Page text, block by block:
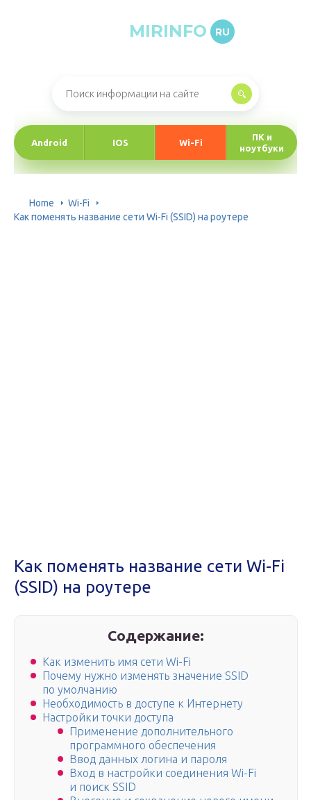
MIRINFO RU
Android IOS Wi-Fi
ПК и
ноутбуки
Home
Wi-Fi
Как поменять название сети Wi-Fi (SSID) на роутере
Как поменять название сети Wi-Fi
(SSID) на роутере
Содержание:
Как изменить имя сети Wi-Fi
Почему нужно изменять значение SSID
по умолчанию
Необходимость в доступе к Интернету
Настройки точки доступа
Применение дополнительного
программного обеспечения
Ввод данных логина и пароля
Вход в настройки соединения Wi-Fi
и поиск SSID